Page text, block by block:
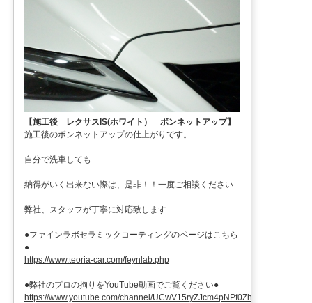
【施工後 レクサスIS(ホワイト） ボンネットアップ】
施工後のボンネットアップの仕上がりです。
自分で洗車しても
納得がいく出来ない際は、是非！！一度ご相談ください
弊社、スタッフが丁寧に対応致します
●ファインラボセラミックコーティングのページはこちら
●
https://www.teoria-car.com/feynlab.php
●弊社のプロの拘りをYouTube動画でご覧ください●
https://www.youtube.com/channel/UCwV15ryZJcm4pNPf0ZhXu9g